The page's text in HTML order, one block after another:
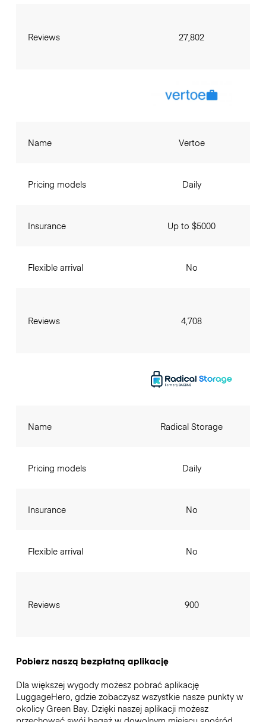
Reviews 27,802
Name
Pricing models
Insurance
Flexible arrival
Reviews
Vertoe
Daily
Up to $5000
No
4,708
Name
Pricing models
Insurance
Flexible arrival
Reviews
Radical Storage
Daily
No
No
900
Pobierz naszą bezpłatną aplikację
Dla większej wygody możesz pobrać aplikację
LuggageHero, gdzie zobaczysz wszystkie nasze punkty w
okolicy Green Bay. Dzięki naszej aplikacji możesz